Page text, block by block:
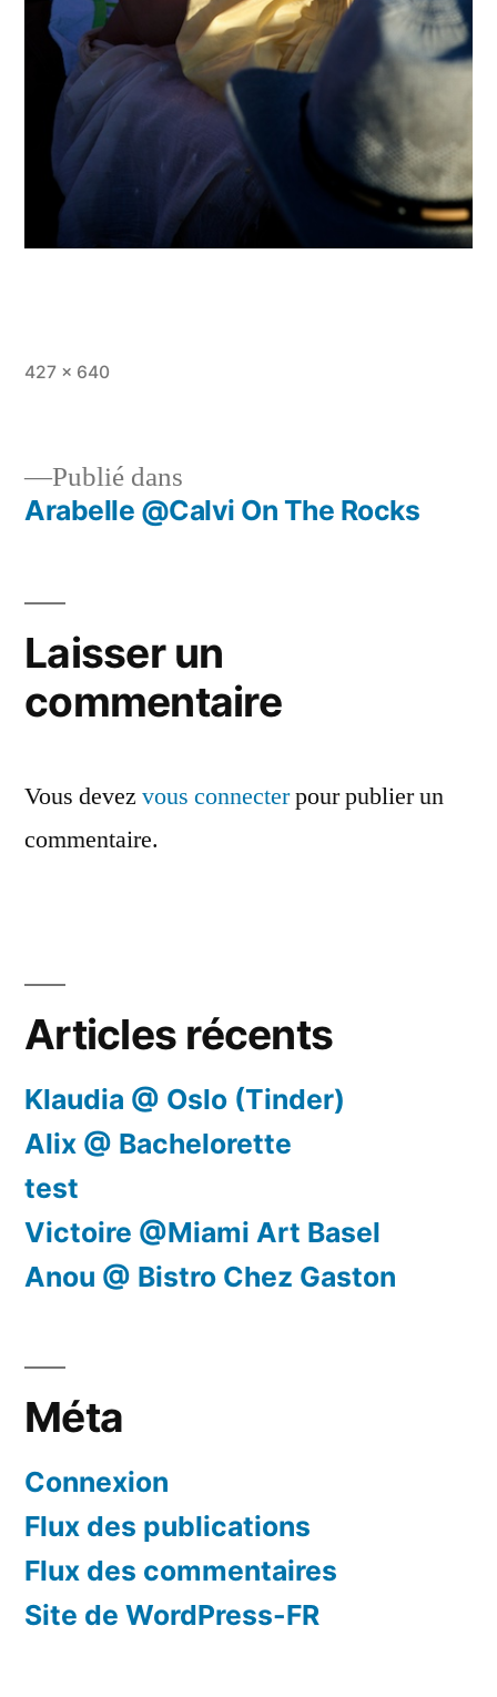
Taille
427 × 640
Navigation
l’article
Publié dans
Arabelle @Calvi On The Rocks
Laisser un
commentaire
Vous devez vous connecterpour publier un
commentaire.
Articles récents
Klaudia @ Oslo (Tinder)
Alix @ Bachelorette
test
Victoire @Miami Art Basel
Anou @ Bistro Chez Gaston
Méta
Connexion
Flux des publications
Flux des commentaires
Site de WordPress-FR